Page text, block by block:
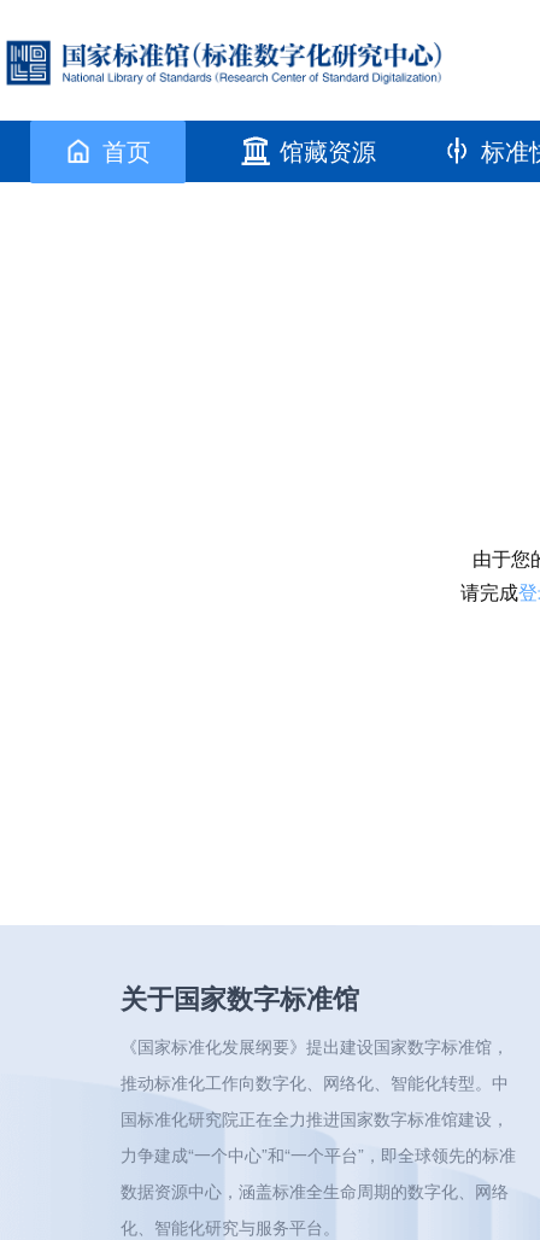
首页 馆藏资源 标准
由于您
请完成
关于国家数字标准馆
《国家标准化发展纲要》提出建设国家数字标准馆，
推动标准化工作向数字化、网络化、智能化转型。中
国标准化研究院正在全力推进国家数字标准馆建设，
力争建成“一个中心”和“一个平台”，即全球领先的标准
数据资源中心，涵盖标准全生命周期的数字化、网络
化、智能化研究与服务平台。